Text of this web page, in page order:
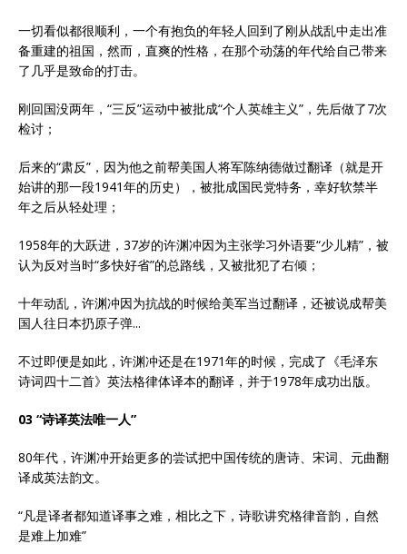
一切看似都很顺利，一个有抱负的年轻人回到了刚从战乱中走出准
备重建的祖国，然而，直爽的性格，在那个动荡的年代给自己带来
了几乎是致命的打击。
刚回国没两年，“三反”运动中被批成“个人英雄主义”，先后做了7次
检讨；
后来的“肃反”，因为他之前帮美国人将军陈纳德做过翻译（就是开
始讲的那一段1941年的历史），被批成国民党特务，幸好软禁半
年之后从轻处理；
1958年的大跃进，37岁的许渊冲因为主张学习外语要“少儿精”，被
认为反对当时“多快好省”的总路线，又被批犯了右倾；
十年动乱，许渊冲因为抗战的时候给美军当过翻译，还被说成帮美
国人往日本扔原子弹...
不过即便是如此，许渊冲还是在1971年的时候，完成了《毛泽东
诗词四十二首》英法格律体译本的翻译，并于1978年成功出版。
03 “诗译英法唯一人”
80年代，许渊冲开始更多的尝试把中国传统的唐诗、宋词、元曲翻
译成英法韵文。
“凡是译者都知道译事之难，相比之下，诗歌讲究格律音韵，自然
是难上加难”